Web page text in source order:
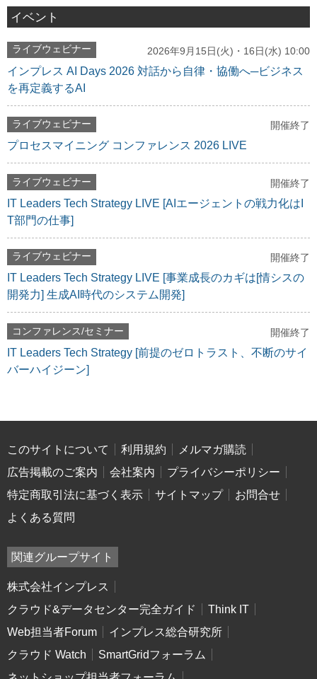
イベント
ライブウェビナー 2026年9月15日(火)・16日(水) 10:00
インプレス AI Days 2026 対話から自律・協働へ─ビジネス
を再定義するAI
ライブウェビナー 開催終了
プロセスマイニング コンファレンス 2026 LIVE
ライブウェビナー 開催終了
IT Leaders Tech Strategy LIVE [AIエージェントの戦力化はI
T部門の仕事]
ライブウェビナー 開催終了
IT Leaders Tech Strategy LIVE [事業成長のカギは[情シスの
開発力] 生成AI時代のシステム開発]
コンファレンス/セミナー 開催終了
IT Leaders Tech Strategy [前提のゼロトラスト、不断のサイ
バーハイジーン]
このサイトについて 利用規約
メルマガ購読
広告掲載のご案内
会社案内
プライバシーポリシー
特定商取引法に基づく表示
サイトマップ
お問合せ
よくある質問
関連グループサイト
株式会社インプレス
クラウド&データセンター完全ガイド
Think IT
Web担当者Forum
インプレス総合研究所
クラウド Watch
SmartGridフォーラム